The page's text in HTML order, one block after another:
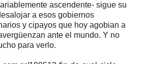
ascendente- sigue su
a esos gobiernos
y cipayos que hoy agobian a
ante el mundo. Y no
para verlo.